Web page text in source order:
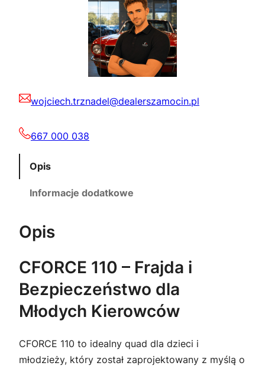
wojciech.trznadel@dealerszamocin.pl
667 000 038
Opis
Informacje dodatkowe
Opis
CFORCE 110 – Frajda i
Bezpieczeństwo dla
Młodych Kierowców
CFORCE 110 to idealny quad dla dzieci i
młodzieży, który został zaprojektowany z myślą o